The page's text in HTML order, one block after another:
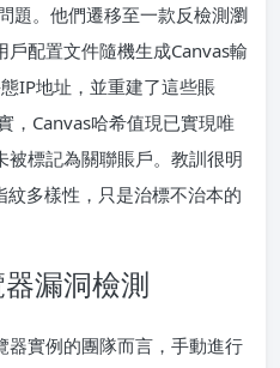
題。他們遷移至一款反檢測瀏
配置文件隨機生成Canvas輸
IP地址，並重建了這些賬
，Canvas哈希值現已實現唯
標記為關聯賬戶。教訓很明
多樣性，只是治標不治本的
漏洞檢測
器實例的團隊而言，手動進行